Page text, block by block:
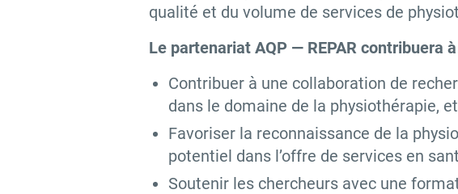
qualité et du volume de services de
Le partenariat AQP — REPAR
Contribuer à une collaboration de
dans le domaine de la physiothérapie,
Favoriser la reconnaissance de la
potentiel dans l’offre de services en
Soutenir les chercheurs avec une